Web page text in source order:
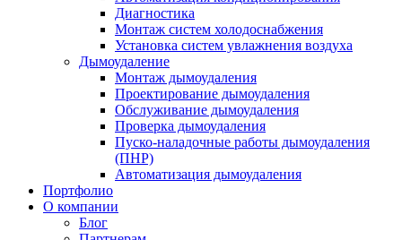
Диагностика
Монтаж систем холодоснабжения
Установка систем увлажнения воздуха
Дымоудаление
Монтаж дымоудаления
Проектирование дымоудаления
Обслуживание дымоудаления
Проверка дымоудаления
Пуско-наладочные работы дымоудаления
(ПНР)
Автоматизация дымоудаления
Портфолио
О компании
Блог